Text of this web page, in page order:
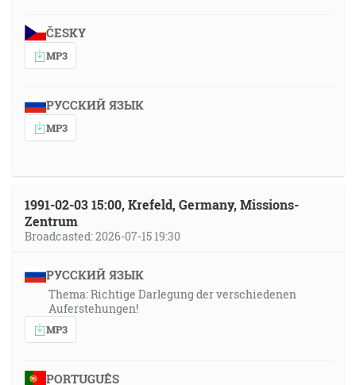
ČESKY
MP3
РУССКИЙ ЯЗЫК
MP3
1991-02-03 15:00, Krefeld, Germany, Missions-
Zentrum
Broadcasted: 2026-07-15 19:30
РУССКИЙ ЯЗЫК
Thema: Richtige Darlegung der verschiedenen
Auferstehungen!
MP3
PORTUGUÊS